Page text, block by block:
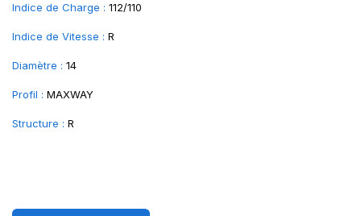
Indice de Charge : 112/110
Indice de Vitesse : R
Diamètre : 14
Profil : MAXWAY
Structure : R